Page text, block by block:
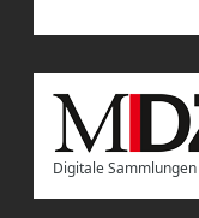
Digitale Sammlungen